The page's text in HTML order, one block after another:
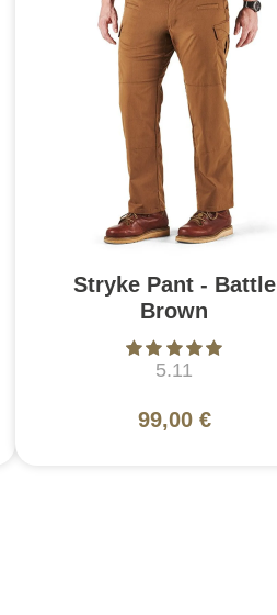
Stryke Pant - Battle
Brown
5.11
99,00 €